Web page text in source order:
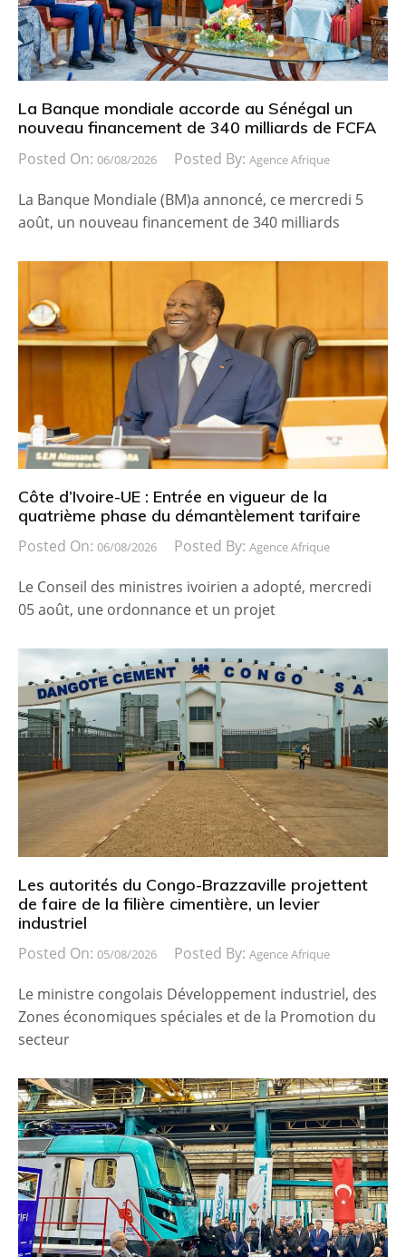
La Banque mondiale accorde au Sénégal un
nouveau financement de 340 milliards de FCFA
Posted On: 06/08/2026 Posted By: Agence Afrique
La Banque Mondiale (BM)a annoncé, ce mercredi 5
août, un nouveau financement de 340 milliards
Côte d’Ivoire-UE : Entrée en vigueur de la
quatrième phase du démantèlement tarifaire
Posted On: 06/08/2026 Posted By: Agence Afrique
Le Conseil des ministres ivoirien a adopté, mercredi
05 août, une ordonnance et un projet
Les autorités du Congo-Brazzaville projettent
de faire de la filière cimentière, un levier
industriel
Posted On: 05/08/2026 Posted By: Agence Afrique
Le ministre congolais Développement industriel, des
Zones économiques spéciales et de la Promotion du
secteur